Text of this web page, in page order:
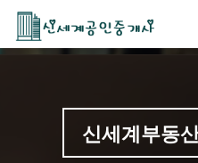
신세계부동